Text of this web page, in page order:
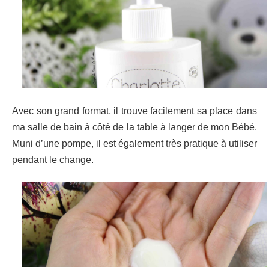
Avec son grand format, il trouve facilement sa place dans
ma salle de bain à côté de la table à langer de mon Bébé.
Muni d’une pompe, il est également très pratique à utiliser
pendant le change.